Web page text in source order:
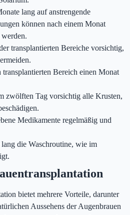
lang auf anstrengende
können nach einem Monat
transplantierten Bereiche vorsichtig,
transplantierten Bereich einen Monat
zwölften Tag vorsichtig alle Krusten,
Medikamente regelmäßig und
die Waschroutine, wie im
bietet mehrere Vorteile, darunter
Aussehens der Augenbrauen